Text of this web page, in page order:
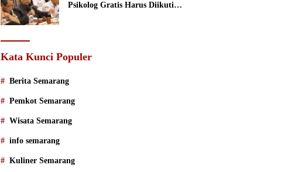
Psikolog Gratis Harus Diikuti
Kata Kunci Populer
Berita Semarang
Pemkot Semarang
Wisata Semarang
info semarang
Kuliner Semarang